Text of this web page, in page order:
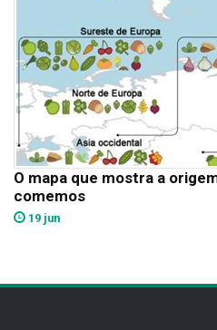
O mapa que mostra a
comemos
19 jun